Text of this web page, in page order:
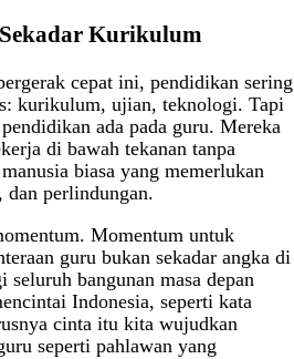
Kurikulum
cepat ini, pendidikan sering
kurikulum, ujian, teknologi. Tapi
ada pada guru. Mereka
di bawah tekanan tanpa
biasa yang memerlukan
dan perlindungan.
Momentum untuk
guru bukan sekadar angka di
bangunan masa depan
Indonesia, seperti kata
cinta itu kita wujudkan
seperti pahlawan yang